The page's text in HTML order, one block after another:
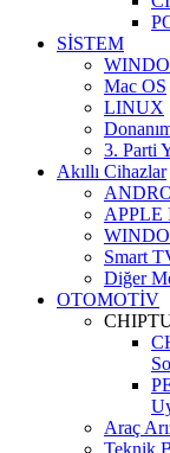
SİSTEM
Mac OS
LINUX
3. Parti
Akıllı Cihazlar
APPLE
Smart
Diğer
OTOMOTİV
Araç